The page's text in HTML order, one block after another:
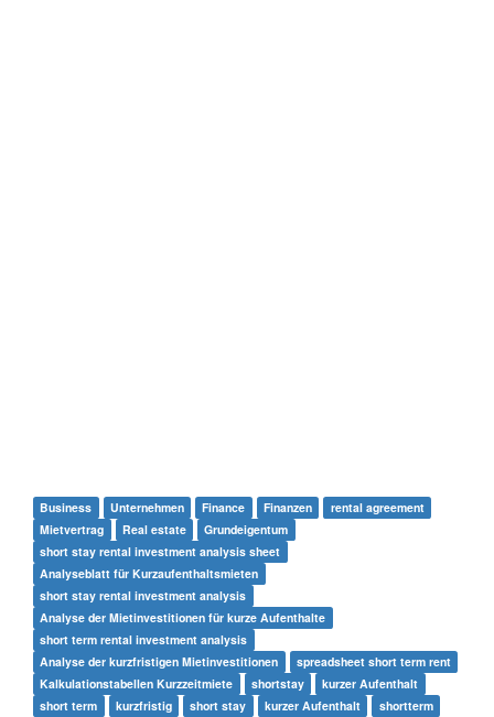
Business Unternehmen Finance Finanzen
rental agreement
Mietvertrag
Real estate
Grundeigentum
short stay rental investment analysis sheet
Analyseblatt für Kurzaufenthaltsmieten
short stay rental investment analysis
Analyse der Mietinvestitionen für kurze Aufenthalte
short term rental investment analysis
Analyse der kurzfristigen Mietinvestitionen
spreadsheet short term rent
Kalkulationstabellen Kurzzeitmiete
shortstay
kurzer Aufenthalt
short term
kurzfristig short stay kurzer Aufenthalt shortterm